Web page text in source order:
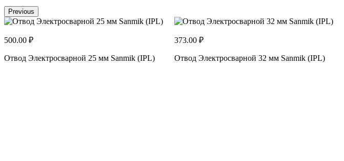
Previous
500.00 ₽
Отвод Электросварной 25 мм Sanmik (IPL)
373.00 ₽
Отвод Электросварной 32 мм Sanmik (IPL)